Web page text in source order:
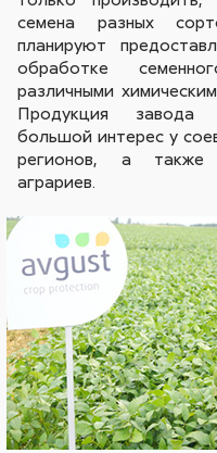
семена разных
планируют
обработке
различными
Продукция завода
большой интерес у
регионов, а также
аграриев.